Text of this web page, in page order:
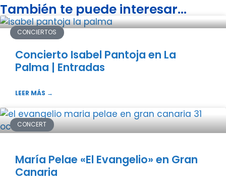
También te puede interesar...
CONCIERTOS
Concierto Isabel Pantoja en La
Palma | Entradas
LEER MÁS →
CONCERT
María Pelae «El Evangelio» en Gran
Canaria